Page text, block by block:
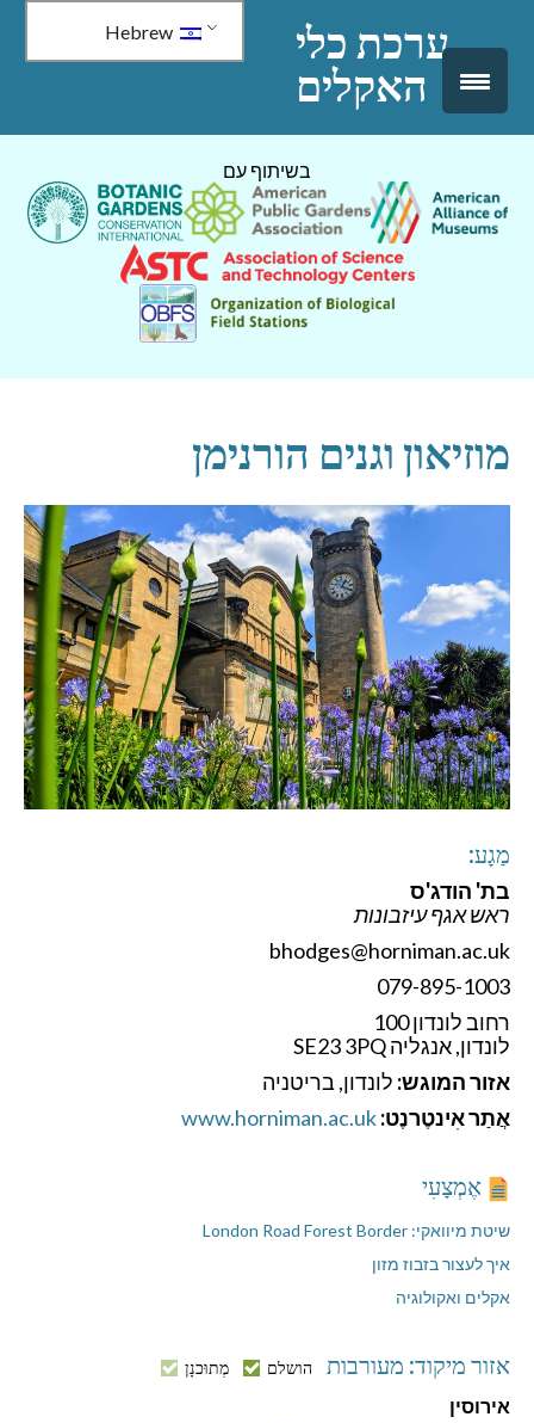
דלג
ערכת כלי
האקלים
Hebrew
בשיתוף עם
מוזיאון וגנים הורנימן
מַגָע:
בת' הודג'ס
ראש אגף עיזבונות
bhodges@horniman.ac.uk
079-895-1003
רחוב לונדון 100
לונדון, אנגליה SE23 3PQ
אזור המוגש: לונדון, בריטניה
אֲתַר אִינטֶרנֶט:www.horniman.ac.uk
אֶמְצָעִי
שיטת מיוואקי: London Road Forest Border
איך לעצור בזבוז מזון
אקלים ואקולוגיה
אזור מיקוד: מעורבות הושלם מְתוּכנָן
אירוסין